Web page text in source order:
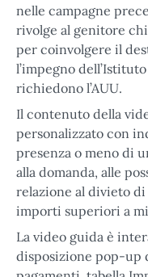
nelle campagne
rivolge al genitore
per coinvolgere il
l’impegno
richiedono l’AUU.
Il contenuto della
personalizzato con
presenza o meno di
alla domanda, alle
relazione al divieto
importi superiori a
La video guida è
disposizione pop-up